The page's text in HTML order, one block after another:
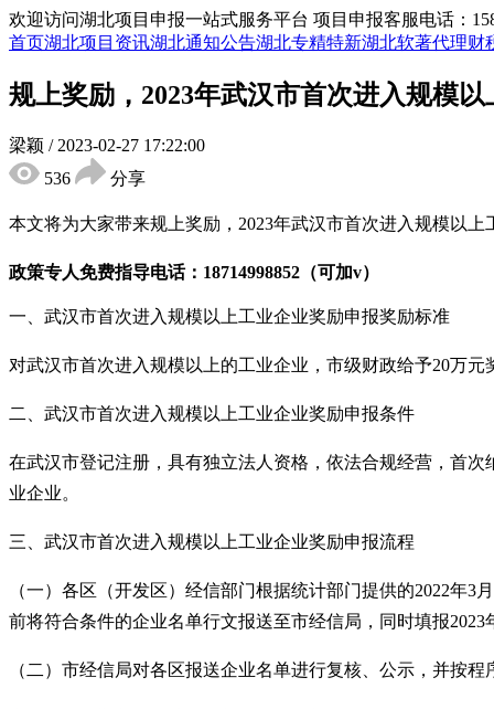
欢迎访问湖北项目申报一站式服务平台 项目申报客服电话：
首页湖北项目资讯湖北通知公告湖北专精特新湖北软著代理财
规上奖励，2023年武汉市首次进入规模
梁颖 / 2023-02-27 17:22:00
536
分享
本文将为大家带来规上奖励， 2023年武汉市首次进入规模以上
政策专人免费指导电话： 18714998852（可加v）
一、 武汉市首次进入规模以上工业企业奖励申报奖励标准
对武汉市首次进入规模以上的工业企业，市级财政给予20万元
二、 武汉市首次进入规模以上工业企业奖励申报条件
在武汉市登记注册，具有独立法人资格，依法合规经营，首
业企业。
三、 武汉市首次进入规模以上工业企业奖励申报流程
（一）各区（开发区）经信部门根据统计部门提供的2022年3
前将符合条件的企业名单行文报送至市经信局，同时填报
（二）市经信局对各区报送企业名单进行复核、公示，并按